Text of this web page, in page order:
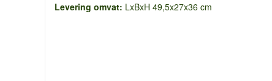
Levering omvat: LxBxH 49,5x27x36 cm